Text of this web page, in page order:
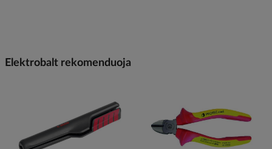
Elektrobalt rekomenduoja